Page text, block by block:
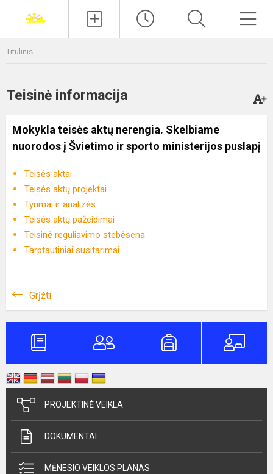
Titulinis
Teisinė informacija
Mokykla teisės aktų nerengia. Skelbiame
nuorodos į Švietimo ir sporto ministerijos puslapį
Teisės aktai
Teisės aktų projektai
Tyrimai ir analizės
Teisės aktų pažeidimai
Teisinė reguliavimo stebėsena
Tarptautiniai susitarimai
Grįžti
PROJEKTINĖ VEIKLA
DOKUMENTAI
MĖNESIO VEIKLOS PLANAS